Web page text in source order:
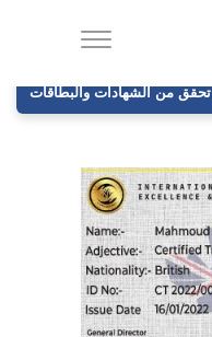
تحقق من الشهادات والبطاقات